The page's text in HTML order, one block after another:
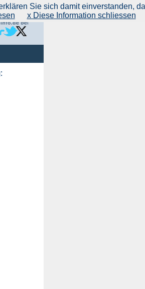
|FeedbackSie sich damit einverstanden,
x Diese Information schliessen